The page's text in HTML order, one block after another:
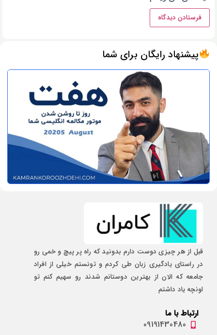
پیشنهاد رایگان برای شما
قبل از هر چیزی دوست دارم بدونید که راه پر پیچ و خمی رو
در راستای یادگیری زبان طی کردم و تونستم خیلی از افراد
جامعه که الان از بهترین دوستانم شدند رو سهیم کنم تو
اونچه یاد داشتم
ارتباط با ما
09191430480